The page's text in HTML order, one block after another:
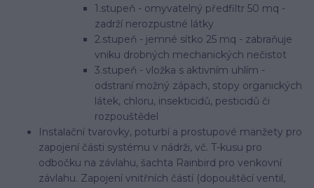
1.stupeň - omyvatelný předfiltr 50 mq -
zadrží nerozpustné látky
2.stupeň - jemné sítko 25 mq - zabraňuje
vniku drobných mechanických nečistot
3.stupeň - vložka s aktivním uhlím -
odstraní možný zápach, stopy organických
látek, chloru, insekticidů, pesticidů či
rozpouštědel
Instalační tvarovky, poturbí a prostupové manžety pro
zapojení části systému v nádrži, vč. T-kusu pro
odbočku na závlahu, šachta Rainbird pro venkovní
závlahu. Zapojení vnitřních částí (dopouštěcí ventil,